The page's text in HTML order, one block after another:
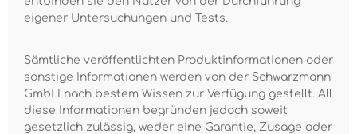
eigener Untersuchungen und Tests.
Sämtliche veröffentlichten Produktinformationen oder
sonstige Informationen werden von der Schwarzmann
GmbH nach bestem Wissen zur Verfügung gestellt. All
diese Informationen begründen jedoch soweit
gesetzlich zulässig, weder eine Garantie, Zusage oder